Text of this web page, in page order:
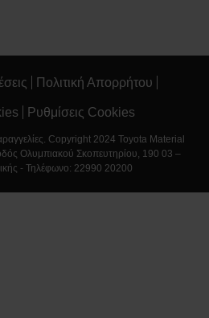
Πολιτική Απορρήτου
Ρυθμίσεις Cookies
Copyright 2024 Toyota Material
Ολυμπιακού Σκοπευτηρίου, 190 03 –
- Τηλέφωνο: 22990 20200